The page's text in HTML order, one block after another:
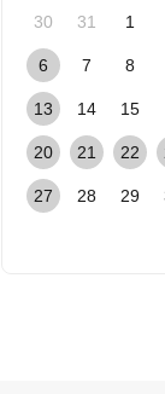
30 31 1
6 7 8
13 14 15
20 21 22
27 28 29